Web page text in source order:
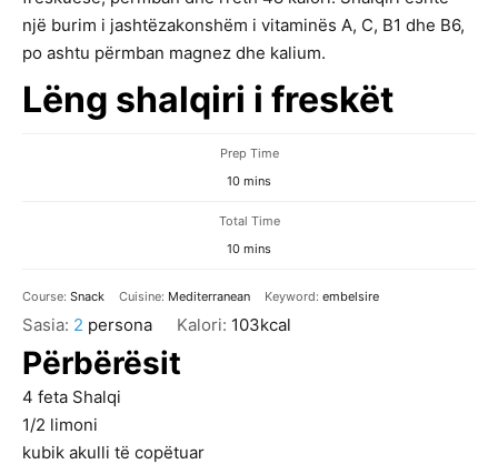
një burim i jashtëzakonshëm i vitaminës A, C, B1 dhe B6,
po ashtu përmban magnez dhe kalium.
Lëng shalqiri i freskët
Prep Time
10minutes
mins
Total Time
10minutes
mins
Course: Snack Cuisine: Mediterranean Keyword:embelsire
Sasia: 2 persona Kalori: 103kcal
Përbërësit
4 feta Shalqi
1/2 limoni
kubik akulli të copëtuar